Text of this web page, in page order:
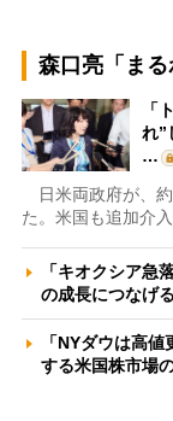
森口亮「まる
「
れ”
…
日米両政府が、
た。米国も追加介
「キオクシア急
の成長につな
「NYダウは高
する米国株市